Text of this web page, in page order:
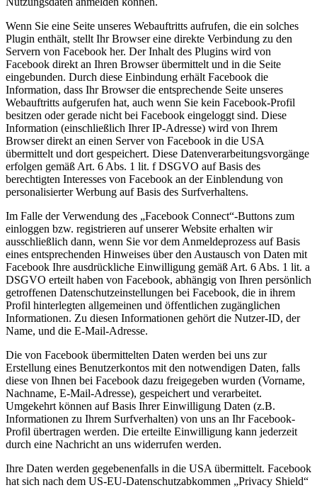
Wenn Sie eine Seite unseres Webauftritts aufrufen, die ein solches
Plugin enthält, stellt Ihr Browser eine direkte Verbindung zu den
Servern von Facebook her. Der Inhalt des Plugins wird von
Facebook direkt an Ihren Browser übermittelt und in die Seite
eingebunden. Durch diese Einbindung erhält Facebook die
Information, dass Ihr Browser die entsprechende Seite unseres
Webauftritts aufgerufen hat, auch wenn Sie kein Facebook-Profil
besitzen oder gerade nicht bei Facebook eingeloggt sind. Diese
Information (einschließlich Ihrer IP-Adresse) wird von Ihrem
Browser direkt an einen Server von Facebook in die USA
übermittelt und dort gespeichert. Diese Datenverarbeitungsvorgänge
erfolgen gemäß Art. 6 Abs. 1 lit. f DSGVO auf Basis des
berechtigten Interesses von Facebook an der Einblendung von
personalisierter Werbung auf Basis des Surfverhaltens.
Im Falle der Verwendung des „Facebook Connect“-Buttons zum
einloggen bzw. registrieren auf unserer Website erhalten wir
ausschließlich dann, wenn Sie vor dem Anmeldeprozess auf Basis
eines entsprechenden Hinweises über den Austausch von Daten mit
Facebook Ihre ausdrückliche Einwilligung gemäß Art. 6 Abs. 1 lit. a
DSGVO erteilt haben von Facebook, abhängig von Ihren persönlich
getroffenen Datenschutzeinstellungen bei Facebook, die in ihrem
Profil hinterlegten allgemeinen und öffentlichen zugänglichen
Informationen. Zu diesen Informationen gehört die Nutzer-ID, der
Name, und die E-Mail-Adresse.
Die von Facebook übermittelten Daten werden bei uns zur
Erstellung eines Benutzerkontos mit den notwendigen Daten, falls
diese von Ihnen bei Facebook dazu freigegeben wurden (Vorname,
Nachname, E-Mail-Adresse), gespeichert und verarbeitet.
Umgekehrt können auf Basis Ihrer Einwilligung Daten (z.B.
Informationen zu Ihrem Surfverhalten) von uns an Ihr Facebook-
Profil übertragen werden. Die erteilte Einwilligung kann jederzeit
durch eine Nachricht an uns widerrufen werden.
Ihre Daten werden gegebenenfalls in die USA übermittelt. Facebook
hat sich nach dem US-EU-Datenschutzabkommen „Privacy Shield“